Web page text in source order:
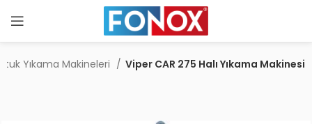
Yıkama Makineleri Viper CAR 275 Halı Yıkama Makinesi